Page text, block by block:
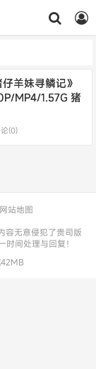
羊妹寻鳞记》
MP4/1.57G 猪
(0)
网站地图
容无意侵犯了贵司版
间处理与回复！